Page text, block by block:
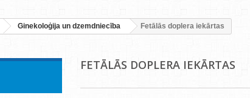
Ginekoloģija un dzemdniecība Fetālās doplera iekārtas
FETĀLĀS DOPLERA IEKĀRTAS